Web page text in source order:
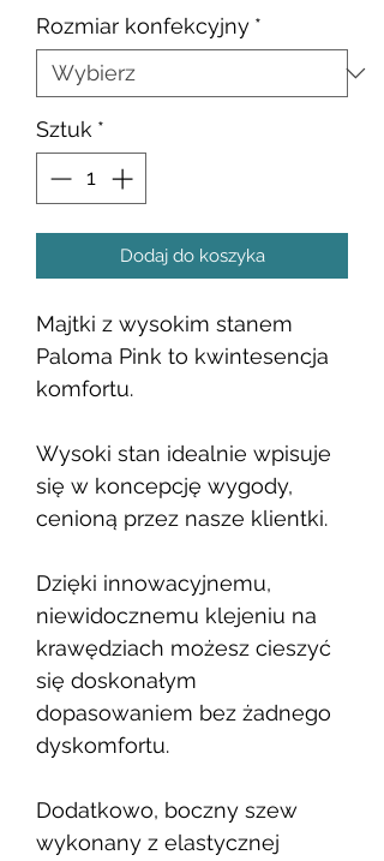
Rozmiar konfekcyjny *
Sztuk *
Dodaj do koszyka
Majtki z wysokim stanem
Paloma Pink to kwintesencja
komfortu.
Wysoki stan idealnie wpisuje
się w koncepcję wygody,
cenioną przez nasze klientki.
Dzięki innowacyjnemu,
niewidocznemu klejeniu na
krawędziach możesz cieszyć
się doskonałym
dopasowaniem bez żadnego
dyskomfortu.
Dodatkowo, boczny szew
wykonany z elastycznej